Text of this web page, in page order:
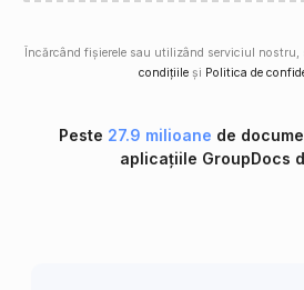
Încărcând fișierele sau utilizând serviciul nostru,
condițiileși Politica de
Peste 27.9 milioane de
aplicațiile GroupDocs